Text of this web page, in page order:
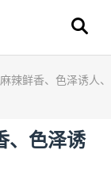
辣鲜香、色泽诱人、
、色泽诱